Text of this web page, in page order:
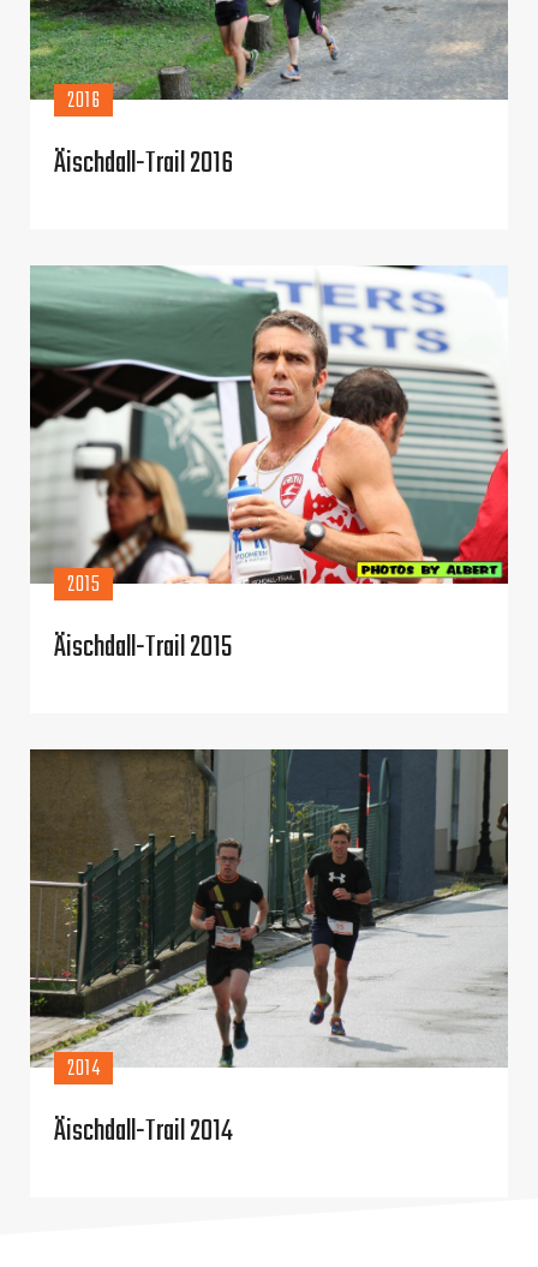
2016
Äischdall-Trail 2016
2015
Äischdall-Trail 2015
2014
Äischdall-Trail 2014